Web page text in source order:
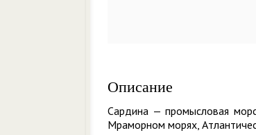
Описание
Сардина — промысловая
Мраморном морях,